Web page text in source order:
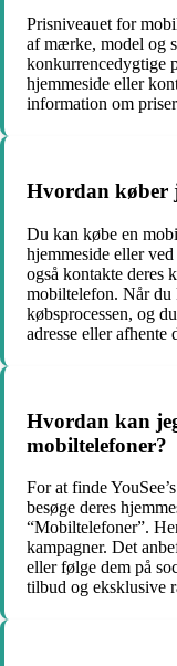
Prisniveauet for
af mærke, model og
konkurrencedygtige
hjemmeside eller
information om
Hvordan køber
Du kan købe en
hjemmeside eller
også kontakte deres
mobiltelefon. Når
købsprocessen, og
adresse eller afhente
Hvordan kan
mobiltelefoner?
For at finde
besøge deres
“Mobiltelefoner”.
kampagner. Det
eller følge dem på
tilbud og eksklusive